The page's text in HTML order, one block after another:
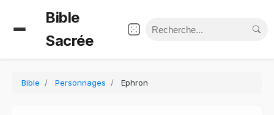
Bible
Sacrée
Bible Personnages Ephron